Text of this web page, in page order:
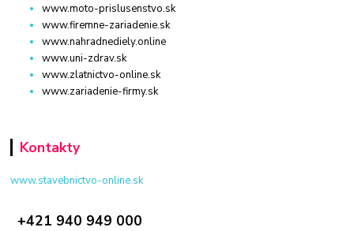
www.moto-prislusenstvo.sk
www.firemne-zariadenie.sk
www.nahradnediely.online
www.uni-zdrav.sk
www.zlatnictvo-online.sk
www.zariadenie-firmy.sk
Kontakty
www.stavebnictvo-online.sk
+421 940 949 000